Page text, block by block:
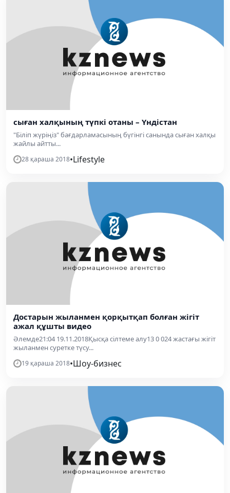
сыған халқының түпкі отаны – Үндістан
"Біліп жүріңіз" бағдарламасының бүгінгі санында сыған халқы
жайлы айтты...
28 қараша 2018•Lifestyle
Достарын жыланмен қорқытқап болған жігіт
ажал құшты видео
Әлемде21:04 19.11.2018Қысқа сілтеме алу13 0 024 жастағы жігіт
жыланмен суретке түсу...
19 қараша 2018•Шоу-бизнес